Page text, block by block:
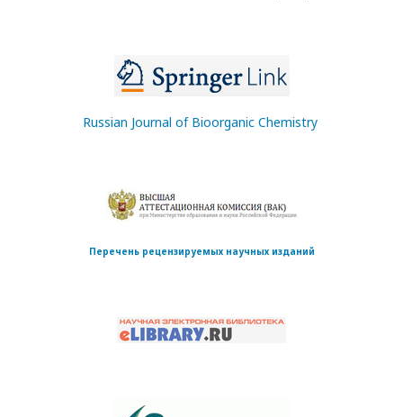
Russian Journal of Bioorganic Chemistry
Перечень рецензируемых научных изданий